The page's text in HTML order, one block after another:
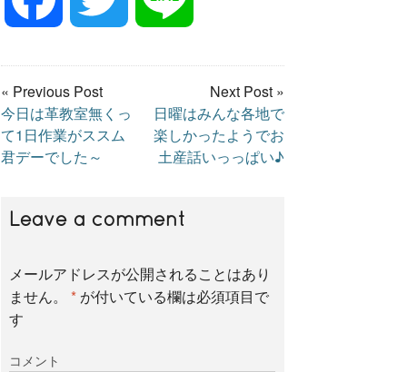
c
e
b
i
t
e
n
« Previous Post
今日は革教室無くっ
て1日作業がススム
君デーでした～
Next Post »
日曜はみんな各地で
楽しかったようでお
土産話いっっぱい♪
Leave a comment
メールアドレスが公開されることはあり
ません。
* が付いている欄は必須項目で
す
コメント